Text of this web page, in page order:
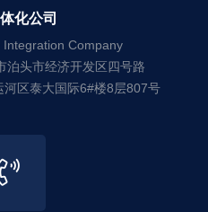
化公司
Company
泊头市经济开发区四号路
区泰大国际6#楼8层807号